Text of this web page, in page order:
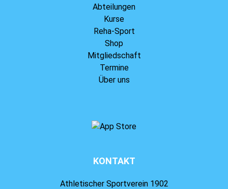
Abteilungen
Kurse
Reha-Sport
Shop
Mitgliedschaft
Termine
Über uns
KONTAKT
Athletischer Sportverein 1902